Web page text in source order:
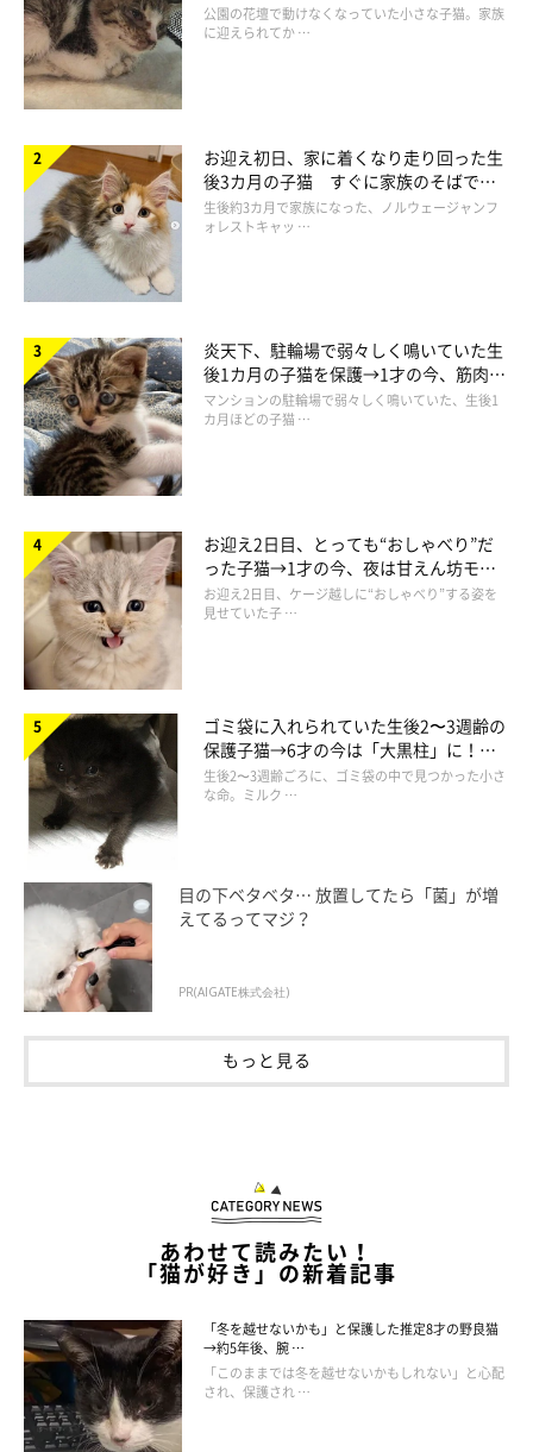
「ダブルウィンク」をする航くん（写真左）と海くん（写真右）
@mokoriko_cat
航くんと海くんは今年の4月に4才になりました。こちらは3才の
頃に撮影された写真ですが、体を寄せ合う2匹のウィンクしてい
るような姿が愛らしいですね。
飼い主さんによると普段の2匹は別行動が多いようですが、いつ
飼い主さん：
「見つけたらかわいいのでついつい撮影してしまいます。よく一
緒に見かけるのは起床時に私の足元で添い寝しているときと、起
床後一緒に窓際で“ニャルソック”しているときです。夏場は暑い
います」
航くんと海くんが一緒にいるところを見ると、飼い主さんは「や
っぱり兄弟！お互い想いあってるんだなあ」とほっこり温かい気
持ちになるといいます。
飼い主さん：
「特に、航くんの方から海くんの毛づくろいをしてあげているこ
とが多いです。同い年だけど航くんの方が体格も大きく、海くん
の枕替わりになることも多いので勝手にお兄ちゃん認定してま
と“姉妹”のような関係に
公園の花壇で動けなくなっていた小さな子猫。家族
に迎えられてか …
お迎え初日、家に着くなり走り回った生
後3カ月の子猫 すぐに家族のそばで落
ち着く姿に「迎えてよかった」
生後約3カ月で家族になった、ノルウェージャンフ
ォレストキャッ …
炎天下、駐輪場で弱々しく鳴いていた生
後1カ月の子猫を保護→1才の今、筋肉質
でツンデレなコに成長
マンションの駐輪場で弱々しく鳴いていた、生後1
カ月ほどの子猫 …
お迎え2日目、とっても“おしゃべり”だ
った子猫→1才の今、夜は甘えん坊モー
ドになるコに成長！
お迎え2日目、ケージ越しに“おしゃべり”する姿を
見せていた子 …
ゴミ袋に入れられていた生後2〜3週齢の
保護子猫→6才の今は「大黒柱」に！
美しい黒猫に成長した姿にグッとくる
生後2〜3週齢ごろに、ゴミ袋の中で見つかった小さ
な命。ミルク …
目の下ベタベタ… 放置してたら「菌」が増
えてるってマジ？
PR(AIGATE株式会社)
もっと見る
あわせて読みたい！
「猫が好き」の新着記事
「冬を越せないかも」と保護した推定8才の野良猫
→約5年後、腕 …
「このままでは冬を越せないかもしれない」と心配
され、保護され …